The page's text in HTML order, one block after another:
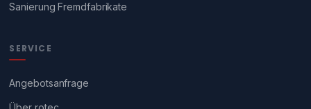
Sanierung Fremdfabrikate
SERVICE
Angebotsanfrage